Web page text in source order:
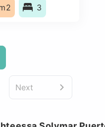
3
Next